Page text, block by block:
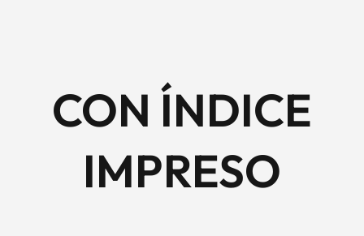
CON ÍNDICE
IMPRESO